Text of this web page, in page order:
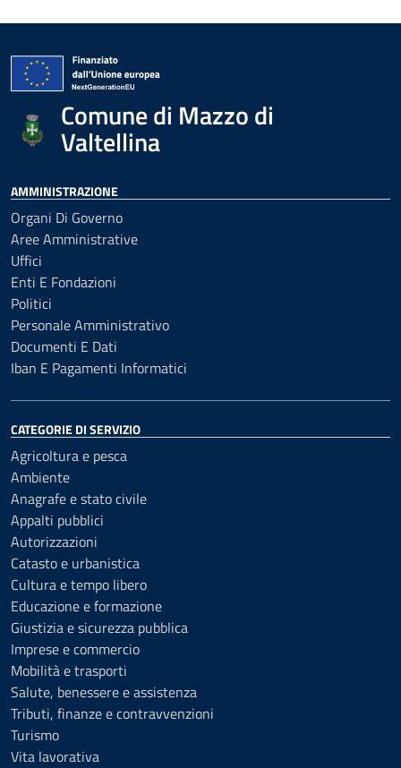
Comune di Mazzo di
Valtellina
AMMINISTRAZIONE
Organi Di Governo
Aree Amministrative
Uffici
Enti E Fondazioni
Politici
Personale Amministrativo
Documenti E Dati
Iban E Pagamenti Informatici
CATEGORIE DI SERVIZIO
Agricoltura e pesca
Ambiente
Anagrafe e stato civile
Appalti pubblici
Autorizzazioni
Catasto e urbanistica
Cultura e tempo libero
Educazione e formazione
Giustizia e sicurezza pubblica
Imprese e commercio
Mobilità e trasporti
Salute, benessere e assistenza
Tributi, finanze e contravvenzioni
Turismo
Vita lavorativa